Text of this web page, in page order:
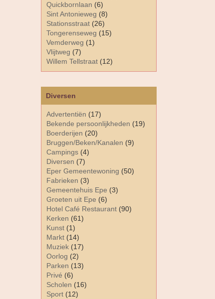
Diversen
Advertentiën (17)
Bekende persoonlijkheden (19)
Boerderijen (20)
Bruggen/Beken/Kanalen (9)
Campings (4)
Diversen (7)
Eper Gemeentewoning (50)
Fabrieken (3)
Gemeentehuis Epe (3)
Groeten uit Epe (6)
Hotel Café Restaurant (90)
Kerken (61)
Kunst (1)
Markt (14)
Muziek (17)
Oorlog (2)
Parken (13)
Privé (6)
Scholen (16)
Sport (12)
Quickbornlaan (6)
Sint Antonieweg (8)
Stationsstraat (26)
Tongerenseweg (15)
Vemderweg (1)
Vlijtweg (7)
Willem Tellstraat (12)